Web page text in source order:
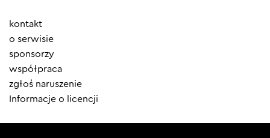
Element
menu
kontakt
o serwisie
sponsorzy
współpraca
zgłoś naruszenie
Informacje o licencji